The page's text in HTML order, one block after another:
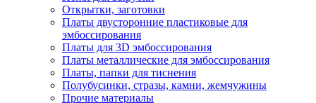
Открытки, заготовки
Платы двусторонние пластиковые для
эмбоссирования
Платы для 3D эмбоссирования
Платы металлические для эмбоссирования
Платы, папки для тиснения
Полубусинки, стразы, камни, жемчужины
Прочие материалы